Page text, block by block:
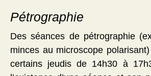
Pétrographie
Des séances de pétrographie
minces au microscope
certains jeudis de 14h30 à